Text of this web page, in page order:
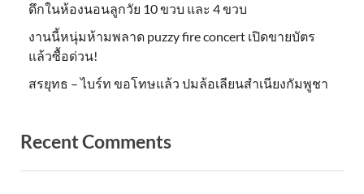
ดึกในห้องนอนลูกวัย 10 ขวบ และ 4 ขวบ
งานนี้หนุ่มห้ามพลาด puzzy fire concert เปิดขายบัตร
แล้วซื้อด่วน!
สรยุทธ – ไบร์ท ขอโทษแล้ว ปมล้อเลียนสำเนียงกัมพูชา
Recent Comments